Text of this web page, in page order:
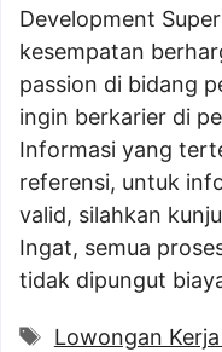
Development
kesempatan
passion di bidang
ingin berkarier di
Informasi yang
referensi, untuk
valid, silahkan
Ingat, semua
tidak dipungut
Tags
Lowongan